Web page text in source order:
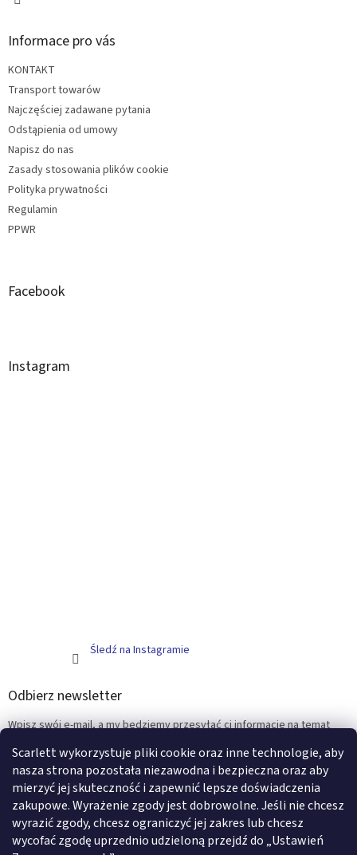
Scarlett wykorzystuje pliki cookie oraz inne technologie, aby
nasza strona pozostała niezawodna i bezpieczna oraz aby
mierzyć jej skuteczność i zapewnić lepsze doświadczenia
zakupowe. Wyrażenie zgody jest dobrowolne. Jeśli nie chcesz
wyrazić zgody, chcesz ograniczyć jej zakres lub chcesz
wycofać zgodę uprzednio udzieloną przejdź do „Ustawień
Informace pro vás
KONTAKT
Transport towarów
Najczęściej zadawane pytania
Odstąpienia od umowy
Napisz do nas
Zasady stosowania plików cookie
Polityka prywatności
Regulamin
PPWR
Facebook
Instagram
Śledź na Instagramie
Odbierz newsletter
Wpisz swój e-mail, a my będziemy przesyłać ci informacje na temat
E-mail
ZALOGUJ SIĘ